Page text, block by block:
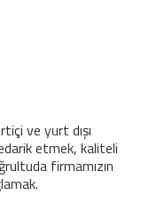
ve yurt dışı
etmek, kaliteli
firmamızın